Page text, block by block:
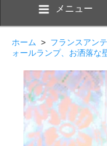
メニュー
ホーム > フランスアン
ォールランプ、お洒落な